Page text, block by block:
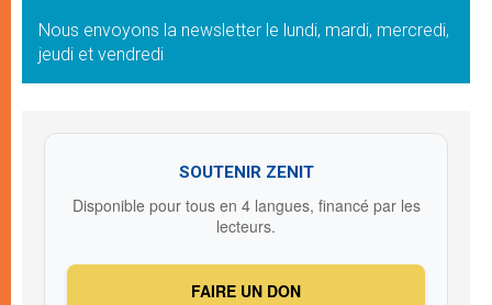
Nous envoyons la newsletter le lundi, mardi, mercredi,
jeudi et vendredi
SOUTENIR ZENIT
Disponible pour tous en 4 langues, financé par les
lecteurs.
FAIRE UN DON